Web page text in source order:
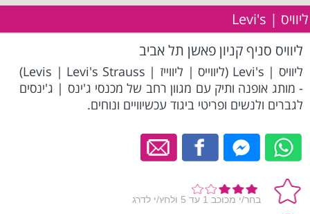
ליוויס | Levi's
ליוויס סניף קניון פאשן תל אביב
ליוויס | Levi's (ליווייס | ליווייז | Levis | Levi's Strauss)
- מותג אופנה ותיק עם מגוון רחב של מכנסי ג'ינס | ג'ינסים
לגברים ולנשים ופריטי ביגוד עכשיוויים ונוחים.